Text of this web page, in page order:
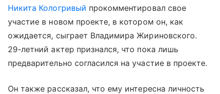
Никита Кологривый прокомментировал свое
участие в новом проекте, в котором он, как
ожидается, сыграет Владимира Жириновского.
29-летний актер признался, что пока лишь
предварительно согласился на участие в проекте.
Он также рассказал, что ему интересна личность